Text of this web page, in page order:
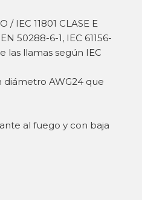
/ IEC 11801 CLASE E
50288-6-1, IEC 61156-
las llamas según IEC
diámetro AWG24 que
al fuego y con baja